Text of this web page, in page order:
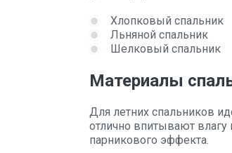
Хлопковый спальник
Льняной спальник
Шелковый спальник
Материалы
Для летних спальников
отлично впитывают
парникового эффекта.